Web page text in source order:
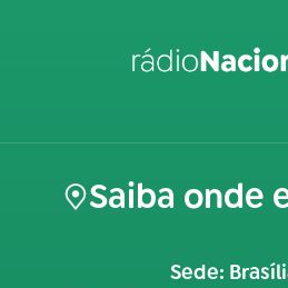
Saiba onde
Sede: